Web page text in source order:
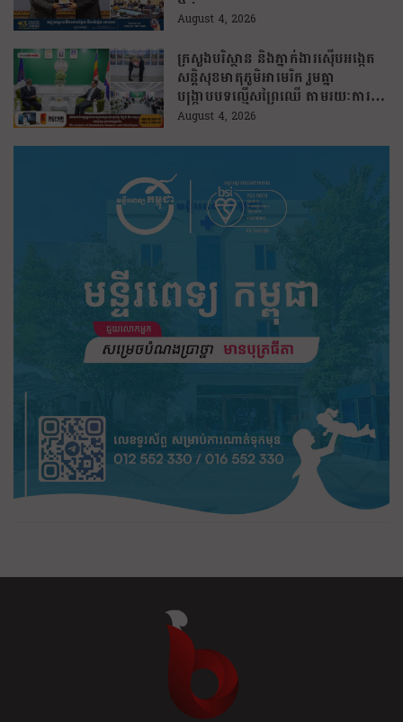
August 4, 2026
ក្រសួងបរិស្ថាន និងភ្នាក់ងារស៊ើបអង្កេត
សន្តិសុខមាតុភូមិអាមេរិក រួមគ្នា
បង្រ្កាបបទល្មើសព្រៃឈើ តាមរយៈការប្រើ
ប្រាស់បច្ចេកវិទ្យា
August 4, 2026